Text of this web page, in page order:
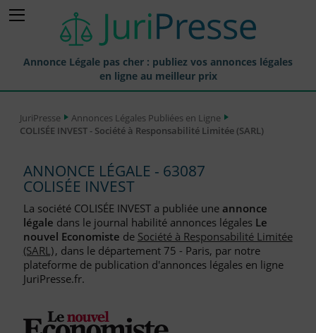
Annonce Légale pas cher : publiez vos annonces légales
en ligne au meilleur prix
Annonces Légales Publiées
Journaux Habilités (JAL) Annonces Légales
Départements pour la Publication d'Annonces Légales
Liste des Greffes
Liste des CCI
FAQ
JuriPresse
Annonces Légales Publiées en Ligne
COLISÉE INVEST - Société à Responsabilité Limitée (SARL)
ANNONCE LÉGALE - 63087
COLISÉE INVEST
La société COLISÉE INVEST a publiée une annonce
légale dans le journal habilité annonces légales Le
nouvel Economiste de Société à Responsabilité Limitée
(SARL), dans le département 75 - Paris, par notre
plateforme de publication d'annonces légales en ligne
JuriPresse.fr.